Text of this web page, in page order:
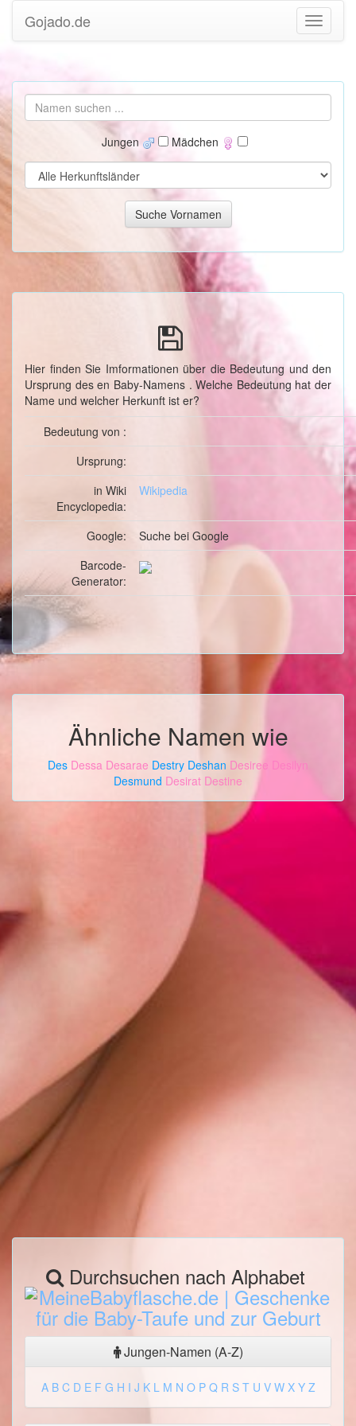
Gojado.de
Jungen Mädchen
Hier finden Sie Imformationen über die Bedeutung und den
Ursprung des en Baby-Namens . Welche Bedeutung hat der
Name und welcher Herkunft ist er?
Bedeutung von :
Ursprung:
in Wiki
Encyclopedia:
Wikipedia
Google: Suche bei Google
Barcode-
Generator:
Ähnliche Namen wie
Des Dessa Desarae Destry Deshan Desiree Desilyn
Desmund Desirat Destine
Durchsuchen nach Alphabet
Jungen-Namen (A-Z)
A B C D E F G H I J K L M N O P Q R S T U V W X Y Z